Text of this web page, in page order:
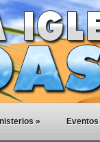
» Eventos